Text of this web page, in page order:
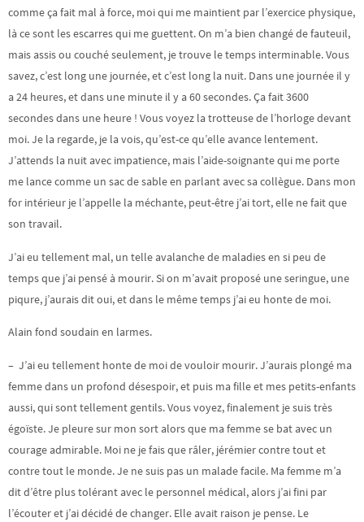
comme ça fait mal à force, moi qui me maintient par l’exercice physique,
là ce sont les escarres qui me guettent. On m’a bien changé de fauteuil,
mais assis ou couché seulement, je trouve le temps interminable. Vous
savez, c’est long une journée, et c’est long la nuit. Dans une journée il y
a 24 heures, et dans une minute il y a 60 secondes. Ça fait 3600
secondes dans une heure ! Vous voyez la trotteuse de l’horloge devant
moi. Je la regarde, je la vois, qu’est-ce qu’elle avance lentement.
J’attends la nuit avec impatience, mais l’aide-soignante qui me porte
me lance comme un sac de sable en parlant avec sa collègue. Dans mon
for intérieur je l’appelle la méchante, peut-être j’ai tort, elle ne fait que
son travail.
J’ai eu tellement mal, un telle avalanche de maladies en si peu de
temps que j’ai pensé à mourir. Si on m’avait proposé une seringue, une
piqure, j’aurais dit oui, et dans le même temps j’ai eu honte de moi.
Alain fond soudain en larmes.
– J’ai eu tellement honte de moi de vouloir mourir. J’aurais plongé ma
femme dans un profond désespoir, et puis ma fille et mes petits-enfants
aussi, qui sont tellement gentils. Vous voyez, finalement je suis très
égoïste. Je pleure sur mon sort alors que ma femme se bat avec un
courage admirable. Moi ne je fais que râler, jérémier contre tout et
contre tout le monde. Je ne suis pas un malade facile. Ma femme m’a
dit d’être plus tolérant avec le personnel médical, alors j’ai fini par
l’écouter et j’ai décidé de changer. Elle avait raison je pense. Le